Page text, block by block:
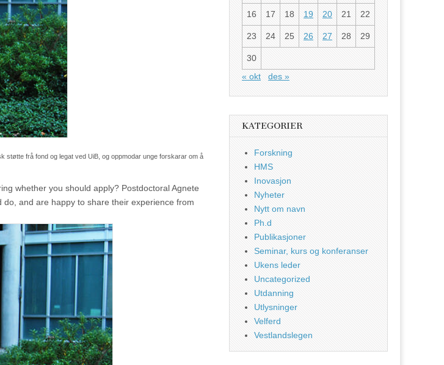
støtte frå fond og legat ved UiB, og oppmodar unge forskarar om å
whether you should apply? Postdoctoral Agnete
and are happy to share their experience from
16 17 18 19 20 21 22
23 24 25 26 27 28 29
30
« okt
des »
KATEGORIER
Forskning
HMS
Inovasjon
Nyheter
Nytt om navn
Ph.d
Publikasjoner
Seminar, kurs og konferanser
Ukens leder
Uncategorized
Utdanning
Utlysninger
Velferd
Vestlandslegen